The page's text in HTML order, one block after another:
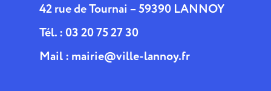
42 rue de Tournai – 59390 LANNOY
Tél. : 03 20 75 27 30
Mail : mairie@ville-lannoy.fr